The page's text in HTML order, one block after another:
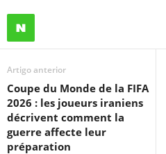
Artigo anterior
Coupe du Monde de la FIFA
2026 : les joueurs iraniens
décrivent comment la
guerre affecte leur
préparation